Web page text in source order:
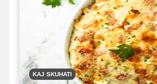
mogoče pripraviti na številne
poceni in s skledo solate
kosilo. Predstavljamo vam pet
lahko pripravite.
KAJ SKUHATI